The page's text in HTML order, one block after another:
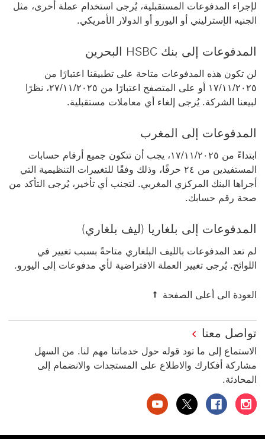
لإجراء المدفوعات المستقبلية، يُرجى استخدام عملة أخرى، مثل
الجنيه الإسترليني أو اليورو أو الدولار الأمريكي.
المدفوعات إلى بنك HSBC البحرين
لن تكون هذه المدفوعات متاحة على تطبيقنا اعتبارًا من
١٧/١١/٢٠٢٥ أو على المتصفح اعتبارًا من ٢٧/١١/٢٠٢٥، نظرًا
لبيعنا الشركة. يُرجى إلغاء أي معاملات مستقبلية.
المدفوعات إلى المغرب
ابتداءً من ١٧/١١/٢٠٢٥، يجب أن تتكون جميع أرقام حسابات
المستفيدين من ٢٤ حرفًا، وذلك وفقًا للتغييرات التنظيمية التي
أجراها البنك المركزي المغربي. لتجنب أي تأخير، يُرجى التأكد من
صحة رقم حسابك.
المدفوعات إلى بلغاريا (ليف بلغاري)
لم تعد المدفوعات بالليف البلغاري متاحةً بسبب تغيير في
اللوائح. يُرجى تغيير العملة الافتراضية لأي مدفوعات إلى اليورو.
العودة الى أعلى الصفحة
تواصل معنا
الاستماع إلى ما تود قوله حول خدماتنا مهم لنا. من السهل
مشاركة أفكارك والاطلاع على المستجدات والانضمام إلى
المحادثة.
بنك HSBC الإمارات العربية المتحدة على إنستغرام سيتم فتح هذا الرابط في نافذة جديدة
بنك HSBC الإمارات العربية المتحدة على فيسبوك سيتم فتح هذا الرابط في نافذة جديدة بنك HSBC الإمارات العربية المتحدة على تويتر سيتم فتح هذا الرابط في نافذة جديدة بنك HSBC الإمارات العربية المتحدة على يوتيوب سيتم فتح هذا الرابط في نافذة جديدة